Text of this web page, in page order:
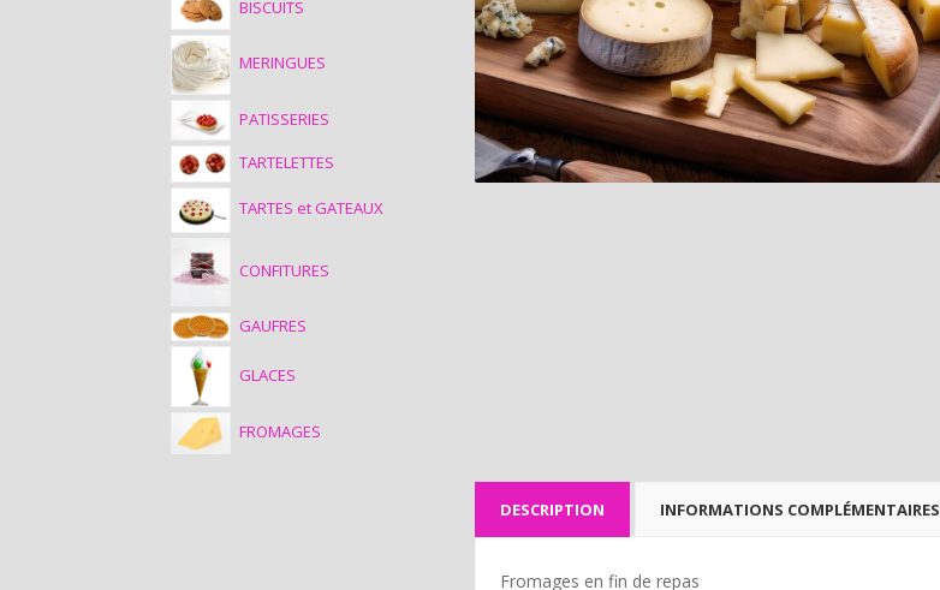
DESCRIPTION INFORMATIONS COMPLÉMENTAIRES
Fromages en fin de repas
BISCUITS
MERINGUES
PATISSERIES
TARTELETTES
TARTES et GATEAUX
CONFITURES
GAUFRES
GLACES
FROMAGES